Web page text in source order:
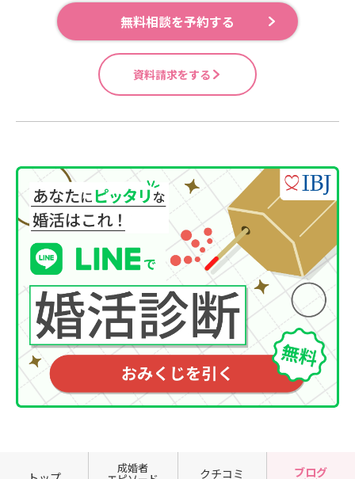
無料相談を予約する
資料請求をする
成婚者 クチコミ ブログ